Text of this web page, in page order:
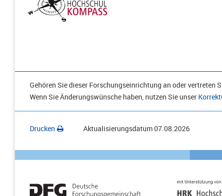
Gehören Sie dieser Forschungseinrichtung an oder vertreten
Wenn Sie Änderungswünsche haben, nutzen Sie unser
Drucken Aktualisierungsdatum07.08.2026